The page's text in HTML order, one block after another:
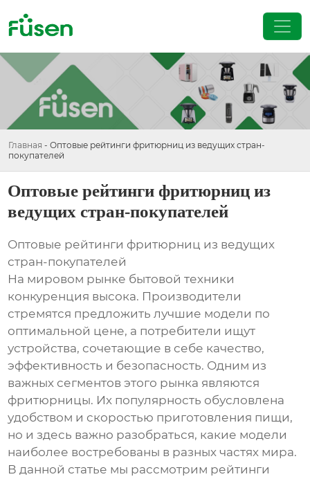
Главная - Оптовые рейтинги фритюрниц из ведущих стран-
покупателей
Оптовые рейтинги фритюрниц из
ведущих стран-покупателей
Оптовые рейтинги фритюрниц из ведущих
стран-покупателей
На мировом рынке бытовой техники
конкуренция высока. Производители
стремятся предложить лучшие модели по
оптимальной цене, а потребители ищут
устройства, сочетающие в себе качество,
эффективность и безопасность. Одним из
важных сегментов этого рынка являются
фритюрницы. Их популярность обусловлена
удобством и скоростью приготовления пищи,
но и здесь важно разобраться, какие модели
наиболее востребованы в разных частях мира.
В данной статье мы рассмотрим рейтинги